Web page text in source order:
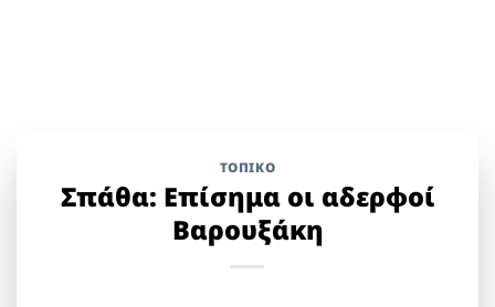
ΤΟΠΙΚΌ
Σπάθα: Επίσημα οι αδερφοί
Βαρουξάκη